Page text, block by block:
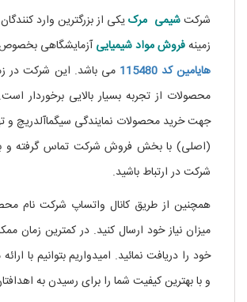
شرکتشیمی مرکیکی از بزرگترین وارد
زمینهفروش مواد شیمیاییآزمایشگاهی
هایامین کد 115480
می باشد. این شرکت در
محصولات از تجربه بسیار بالایی برخوردار
جهت خرید محصولات نمایندگی سیگماآلدریچ
(اصلی) با بخش فروش شرکت تماس گرفته و با
شرکت در ارتباط باشید.
همچنین از طریق کانال واتساپ شرکت نام
میزان نیاز خود ارسال کنید. در کمترین زمان
خود را دریافت نمائید. امیدواریم بتوانیم با
و با بهترین کیفیت شما را برای رسیدن به